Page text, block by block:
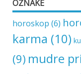
OZNAKE
horoskop (6)
karma (10)
(9) mudre